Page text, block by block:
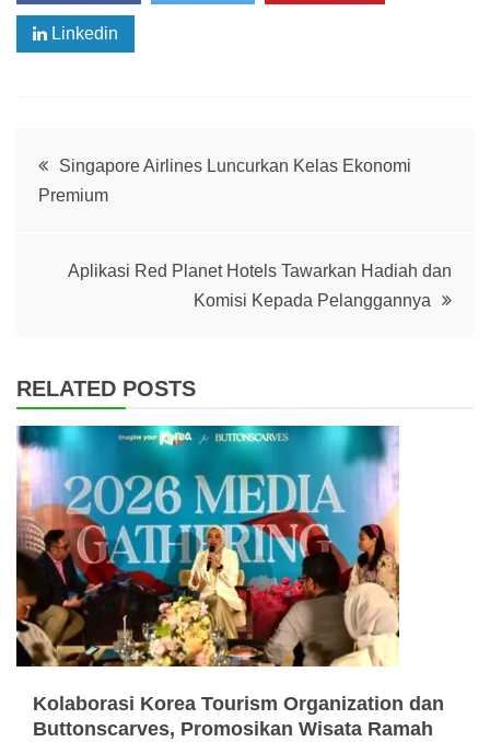
Linkedin
Post
Singapore Airlines Luncurkan Kelas Ekonomi
Premium
Aplikasi Red Planet Hotels Tawarkan Hadiah dan
Komisi Kepada Pelanggannya
RELATED POSTS
Kolaborasi Korea Tourism Organization dan
Buttonscarves, Promosikan Wisata Ramah